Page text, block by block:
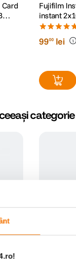
V30
Fujifilm
instant
9900 lei
categorie
Ulanzi